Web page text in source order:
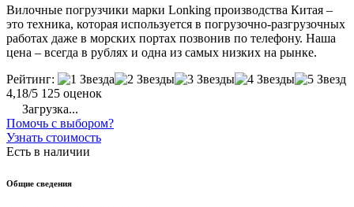
Вилочные погрузчики марки Lonking производства Китая –
это техника, которая используется в погрузочно-разгрузочных
работах даже в морских портах позвонив по телефону. Наша
цена – всегда в рублях и одна из самых низких на рынке.
Рейтинг:
4,18/5 125 оценок
Загрузка...
Помочь с выбором?
Узнать стоимость
Есть в наличии
Общие сведения